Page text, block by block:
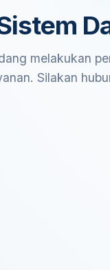
melakukan
Silakan